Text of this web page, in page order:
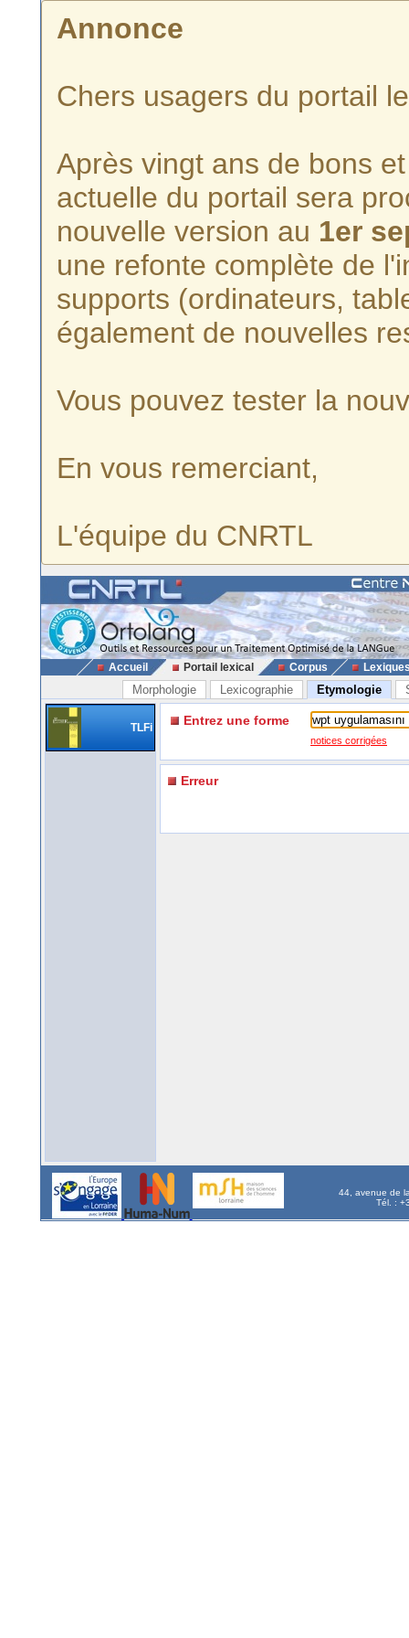
Annonce
Chers usagers du portail
Après vingt ans de bons
actuelle du portail sera
nouvelle version au 1er
une refonte complète de
supports (ordinateurs,
également de nouvelles
Vous pouvez tester la
En vous remerciant,
L'équipe du CNRTL
Accueil Portail lexical Corpus
Morphologie Lexicographie Etymologie
TLFi Entrez une forme
notices corrigées
Erreur
44, avenue de
Tél. :